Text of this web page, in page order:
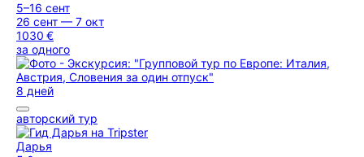
5–16 сент
26 сент — 7 окт
1030 €
за одного
8 дней
авторский тур
Дарья